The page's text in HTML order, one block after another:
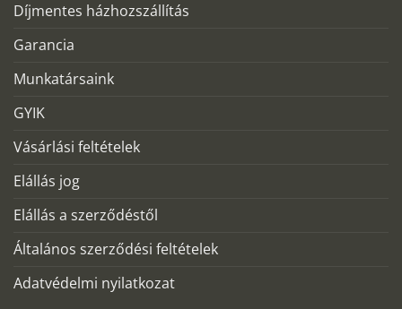
Díjmentes házhozszállítás
Garancia
Munkatársaink
GYIK
Vásárlási feltételek
Elállás jog
Elállás a szerződéstől
Általános szerződési feltételek
Adatvédelmi nyilatkozat